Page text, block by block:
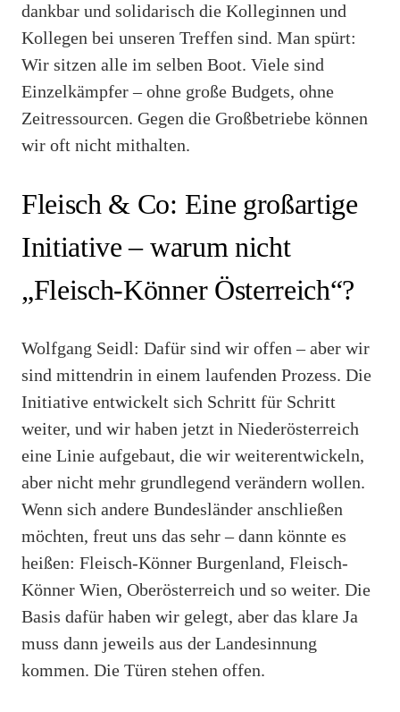
dankbar und solidarisch die Kolleginnen und
Kollegen bei unseren Treffen sind. Man spürt:
Wir sitzen alle im selben Boot. Viele sind
Einzelkämpfer – ohne große Budgets, ohne
Zeitressourcen. Gegen die Großbetriebe können
wir oft nicht mithalten.
Fleisch & Co: Eine großartige
Initiative – warum nicht
„Fleisch-Könner Österreich“?
Wolfgang Seidl: Dafür sind wir offen – aber wir
sind mittendrin in einem laufenden Prozess. Die
Initiative entwickelt sich Schritt für Schritt
weiter, und wir haben jetzt in Niederösterreich
eine Linie aufgebaut, die wir weiterentwickeln,
aber nicht mehr grundlegend verändern wollen.
Wenn sich andere Bundesländer anschließen
möchten, freut uns das sehr – dann könnte es
heißen: Fleisch-Könner Burgenland, Fleisch-
Könner Wien, Oberösterreich und so weiter. Die
Basis dafür haben wir gelegt, aber das klare Ja
muss dann jeweils aus der Landesinnung
kommen. Die Türen stehen offen.